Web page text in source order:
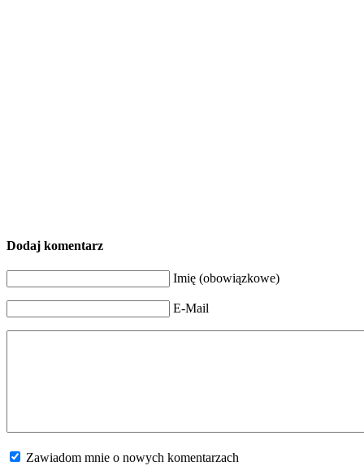
Dodaj komentarz
Imię (obowiązkowe)
E-Mail
Zawiadom mnie o nowych komentarzach